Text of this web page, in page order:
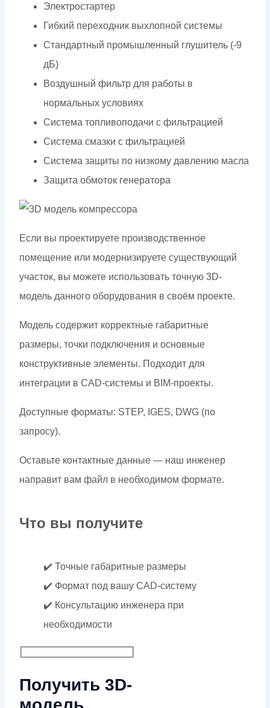
Электростартер
Гибкий переходник выхлопной системы
Стандартный промышленный глушитель (-9
дБ)
Воздушный фильтр для работы в
нормальных условиях
Система топливоподачи с фильтрацией
Система смазки с фильтрацией
Система защиты по низкому давлению масла
Защита обмоток генератора
Если вы проектируете производственное
помещение или модернизируете существующий
участок, вы можете использовать точную 3D-
модель данного оборудования в своём проекте.
Модель содержит корректные габаритные
размеры, точки подключения и основные
конструктивные элементы. Подходит для
интеграции в CAD-системы и BIM-проекты.
Доступные форматы: STEP, IGES, DWG (по
запросу).
Оставьте контактные данные — наш инженер
направит вам файл в необходимом формате.
Что вы получите
✔️ Точные габаритные размеры
✔️ Формат под вашу CAD-систему
✔️ Консультацию инженера при
необходимости
Получить 3D-